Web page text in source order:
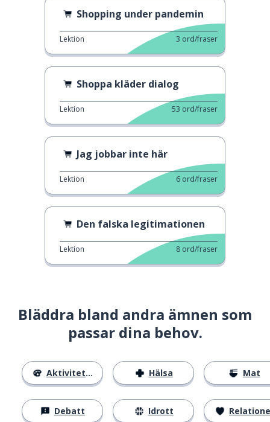
Shopping under pandemin
Lektion 3 ord/fraser
Shoppa kläder dialog
Lektion 53 ord/fraser
Jag jobbar inte här
Lektion 6 ord/fraser
Den falska legitimationen
Lektion 8 ord/fraser
Bläddra bland andra ämnen som
passar dina behov.
Aktiviteter
Debatt
Hälsa
Idrott
Mat